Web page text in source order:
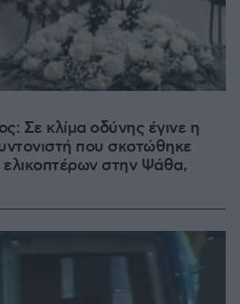
Σε κλίμα οδύνης έγινε η
που σκοτώθηκε
στην Ψάθα,